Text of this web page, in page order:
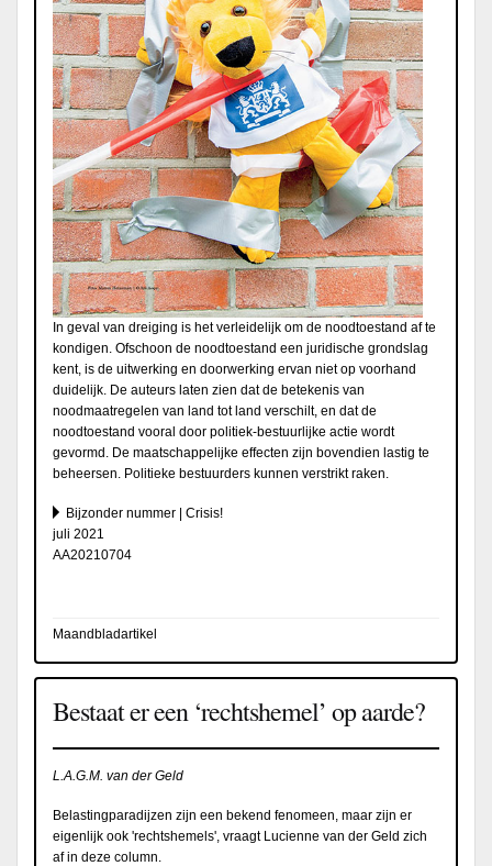
In geval van dreiging is het verleidelijk om de noodtoestand af te
kondigen. Ofschoon de noodtoestand een juridische grondslag
kent, is de uitwerking en doorwerking ervan niet op voorhand
duidelijk. De auteurs laten zien dat de betekenis van
noodmaatregelen van land tot land verschilt, en dat de
noodtoestand vooral door politiek-bestuurlijke actie wordt
gevormd. De maatschappelijke effecten zijn bovendien lastig te
beheersen. Politieke bestuurders kunnen verstrikt raken.
Bijzonder nummer | Crisis!
juli 2021
AA20210704
Maandbladartikel
Bestaat er een ‘rechtshemel’ op aarde?
L.A.G.M. van der Geld
Belastingparadijzen zijn een bekend fenomeen, maar zijn er
eigenlijk ook 'rechtshemels', vraagt Lucienne van der Geld zich
af in deze column.